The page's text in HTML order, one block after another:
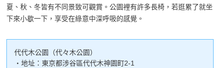
夏、秋、冬皆有不同景致可觀賞。公園裡有許多長椅，若逛累了就坐
下來小歇一下，享受在綠意中深呼吸的感覺。
代代木公園（代々木公園）
・地址：東京都涉谷區代代木神園町2-1